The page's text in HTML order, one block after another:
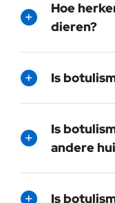
Hoe
dieren?
Is
Is
andere
Is